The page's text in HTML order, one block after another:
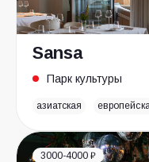
Sansa
Парк культуры
азиатская
3000-4000 ₽